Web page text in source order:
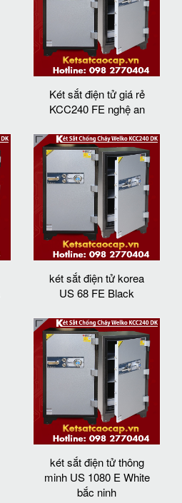
Két sắt điện tử giá rẻ
KCC240 FE nghệ an
két sắt điện tử korea
US 68 FE Black
két sắt điện tử thông
minh US 1080 E White
bắc ninh